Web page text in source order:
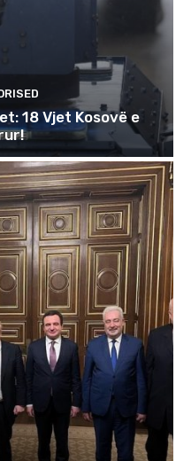
18 Vjet Kosovë e